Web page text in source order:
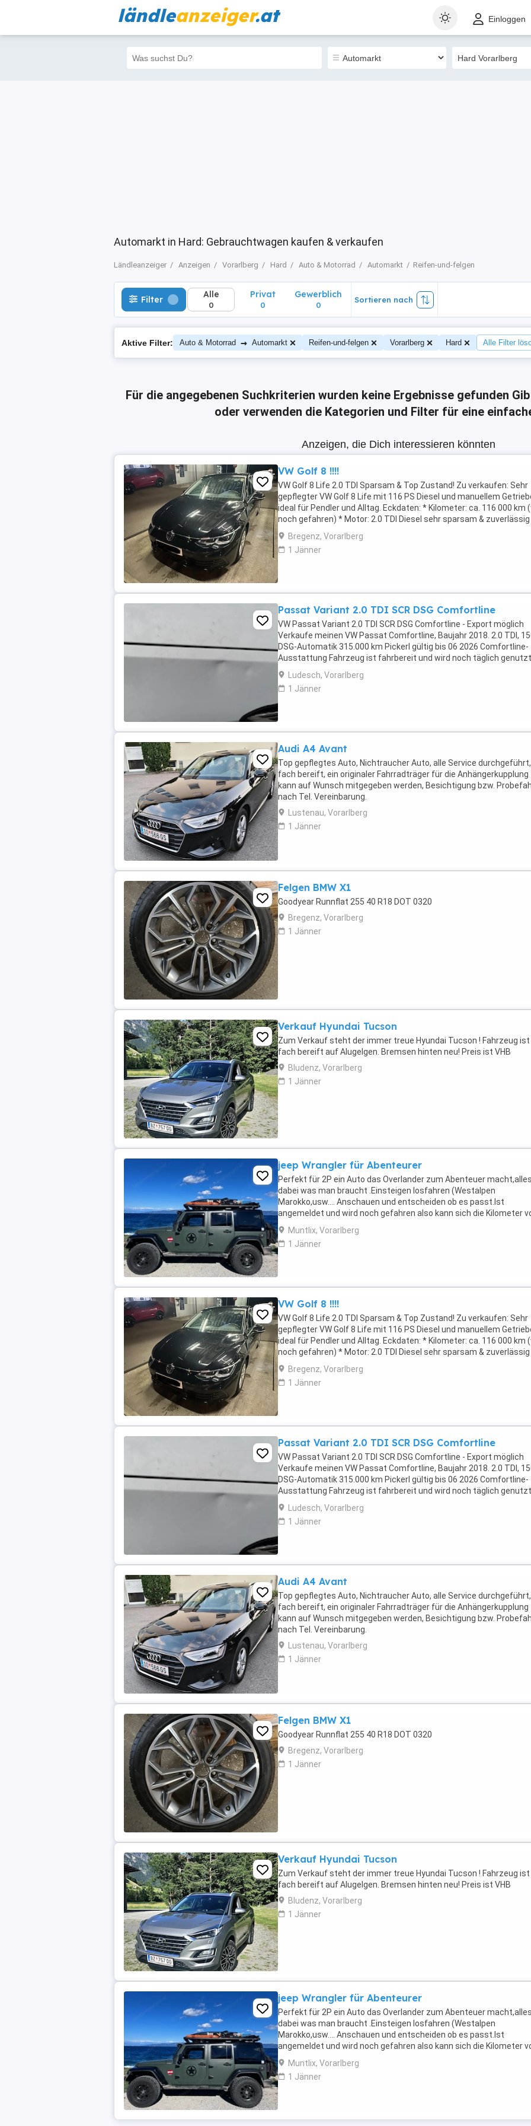
ländleanzeiger.at Einloggen
Automarkt in Hard: Gebrauchtwagen kaufen & verkaufen
Ländleanzeiger Anzeigen Vorarlberg Hard Auto & Motorrad Automarkt Reifen-und-felgen
Filter Alle
0
Privat
0
Filter Alle
0
Privat
0
Gewerblich
0
Sortieren nach
Aktive Filter: Auto & Motorrad → Automarkt Reifen-und-felgen Vorarlberg Hard Alle Filter
Für die angegebenen Suchkriterien wurden keine Ergebnisse gefunden
oder verwenden die Kategorien und Filter für eine
Anzeigen, die Dich interessieren könnten
VW Golf 8 !!!!
VW Golf 8 Life 2.0 TDI Sparsam & Top Zustand! Zu verkaufen: Sehr
gepflegter VW Golf 8 Life mit 116 PS Diesel und manuellem
ideal für Pendler und Alltag. Eckdaten: * Kilometer: ca. 116 000 km
noch gefahren) * Motor: 2.0 TDI Diesel sehr sparsam &
Getriebe: Manuell * ...
Bregenz, Vorarlberg
1 Jänner
Passat Variant 2.0 TDI SCR DSG Comfortline
VW Passat Variant 2.0 TDI SCR DSG Comfortline - Export möglich
Verkaufe meinen VW Passat Comfortline, Baujahr 2018. 2.0 TDI,
DSG-Automatik 315.000 km Pickerl gültig bis 06 2026 Comfortline-
Ausstattung Fahrzeug ist fahrbereit und wird noch täglich
Alters- und kilometerbedingte Gebrauchsspuren ...
Ludesch, Vorarlberg
1 Jänner
Audi A4 Avant
Top gepflegtes Auto, Nichtraucher Auto, alle Service
fach bereift, ein originaler Fahrradträger für die Anhängerkupplung
kann auf Wunsch mitgegeben werden, Besichtigung bzw.
nach Tel. Vereinbarung.
Lustenau, Vorarlberg
1 Jänner
Felgen BMW X1
Goodyear Runnflat 255 40 R18 DOT 0320
Bregenz, Vorarlberg
1 Jänner
Verkauf Hyundai Tucson
Zum Verkauf steht der immer treue Hyundai Tucson ! Fahrzeug ist
fach bereift auf Alugelgen. Bremsen hinten neu! Preis ist VHB
Bludenz, Vorarlberg
1 Jänner
jeep Wrangler für Abenteurer
Perfekt für 2P ein Auto das Overlander zum Abenteuer
dabei was man braucht .Einsteigen losfahren (Westalpen
Marokko,usw.... Anschauen und entscheiden ob es passt.Ist
angemeldet und wird noch gefahren also kann sich die Kilometer
Jeep verändern.
Muntlix, Vorarlberg
1 Jänner
VW Golf 8 !!!!
VW Golf 8 Life 2.0 TDI Sparsam & Top Zustand! Zu verkaufen: Sehr
gepflegter VW Golf 8 Life mit 116 PS Diesel und manuellem
ideal für Pendler und Alltag. Eckdaten: * Kilometer: ca. 116 000 km
noch gefahren) * Motor: 2.0 TDI Diesel sehr sparsam &
Getriebe: Manuell * ...
Bregenz, Vorarlberg
1 Jänner
Passat Variant 2.0 TDI SCR DSG Comfortline
VW Passat Variant 2.0 TDI SCR DSG Comfortline - Export möglich
Verkaufe meinen VW Passat Comfortline, Baujahr 2018. 2.0 TDI,
DSG-Automatik 315.000 km Pickerl gültig bis 06 2026 Comfortline-
Ausstattung Fahrzeug ist fahrbereit und wird noch täglich
Alters- und kilometerbedingte Gebrauchsspuren ...
Ludesch, Vorarlberg
1 Jänner
Audi A4 Avant
Top gepflegtes Auto, Nichtraucher Auto, alle Service
fach bereift, ein originaler Fahrradträger für die Anhängerkupplung
kann auf Wunsch mitgegeben werden, Besichtigung bzw.
nach Tel. Vereinbarung.
Lustenau, Vorarlberg
1 Jänner
Felgen BMW X1
Goodyear Runnflat 255 40 R18 DOT 0320
Bregenz, Vorarlberg
1 Jänner
Verkauf Hyundai Tucson
Zum Verkauf steht der immer treue Hyundai Tucson ! Fahrzeug ist
fach bereift auf Alugelgen. Bremsen hinten neu! Preis ist VHB
Bludenz, Vorarlberg
1 Jänner
jeep Wrangler für Abenteurer
Perfekt für 2P ein Auto das Overlander zum Abenteuer
dabei was man braucht .Einsteigen losfahren (Westalpen
Marokko,usw.... Anschauen und entscheiden ob es passt.Ist
angemeldet und wird noch gefahren also kann sich die Kilometer
Jeep verändern.
Muntlix, Vorarlberg
1 Jänner